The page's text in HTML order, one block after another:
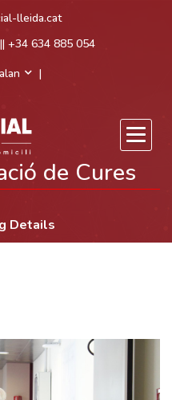
lleida.cat
+34 634 885 054
de Cures
Details